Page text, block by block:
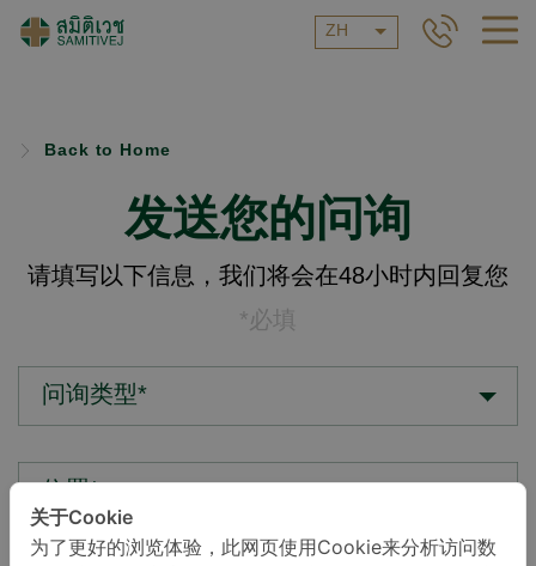
ZH
Back to Home
发送您的问询
请填写以下信息，我们将会在48小时内回复您
*必填
问询类型*
关于Cookie
为了更好的浏览体验，此网页使用Cookie来分析访问数